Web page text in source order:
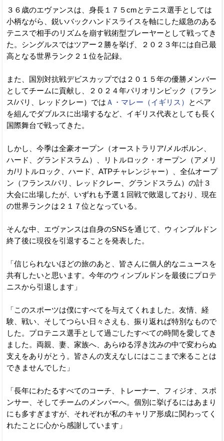
３６歳のエヴァンスは、身長１７５cmとテニス選手としては
小柄ながら、鋭いバックハンドスライスを軸にした緩急のある
テニスで相手のリズムを崩す戦術型プレーヤーとして戦ってき
た。シングルスではツアー２勝を挙げ、２０２３年には自己最
高となる世界ランク２１位を記録。
また、国別対抗戦デビスカップでは２０１５年の優勝メンバー
としてチームに貢献し、２０２４年パリオリンピック（フラン
ス/パリ、レッドクレー）では Ａ・マレー（イギリス）
とペア
を組んでダブルスに出場するなど、イギリス代表としても長く
国際舞台で戦ってきた。
しかし、今季は全豪オープン（オーストラリア/メルボルン、
ハード、グランドスラム）、リトルロック・オープン（アメリ
カ/リトルロック、ハード、ATPチャレンジャー）、全仏オープ
ン（フランス/パリ、レッドクレー、グランドスラム）の計３
大会に出場したが、いずれも予選１回戦で敗退しており、現在
の世界ランクは２１７位となっている。
そんな中、エヴァンスは自身のSNSを通じて、ウィンブルドン
終了後に現役を引退することを発表した。
「信じられないほどの旅のあと、皆さんに個人的なニュースを
共有したいと思います。今年のウィンブルドンを最後にプロテ
ニスから引退します」
「このスポーツは僕にすべてを与えてくれました。友情、経
験、戦い、そしてつらい日々さえも、振り返れば特別なもので
した。プロテニス選手として過ごしたすべての時間を愛してき
ました。両親、妻、家族へ、あらゆる浮き沈みの中で変わらぬ
支えをありがとう。皆さんの支えなしにはここまで来ることは
できませんでした」
「長年にわたるすべてのコーチ、トレーナー、フィジオ、スポ
ンサー、そしてチームのメンバーへ。個別に挙げるにはあまり
にも多すぎますが、それぞれが私のキャリア形成に関わってく
れたことに心から感謝しています」